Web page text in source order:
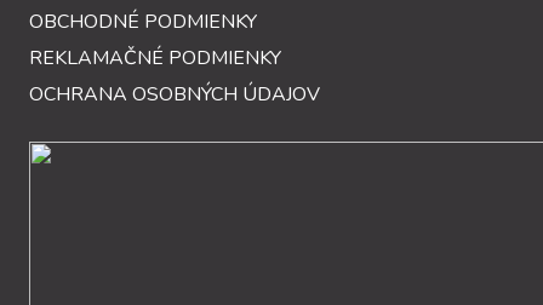
OBCHODNÉ PODMIENKY
REKLAMAČNÉ PODMIENKY
OCHRANA OSOBNÝCH ÚDAJOV